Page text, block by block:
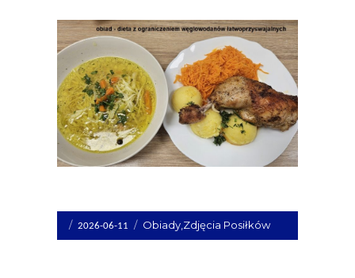
Opublikowano
dnia
2026-06-11 Kategorie
Obiady, Zdjęcia Posiłków